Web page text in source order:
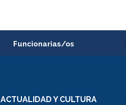
Funcionarias/os
Portal de movilidad interna
ACTUALIDAD Y CULTURA